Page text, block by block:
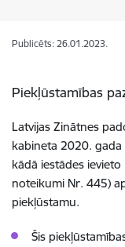
Publicēts: 26.01.2023.
Piekļūstamības
Latvijas Zinātnes
kabineta 2020.
kādā iestādes
noteikumi Nr. 445)
piekļūstamu.
Šis